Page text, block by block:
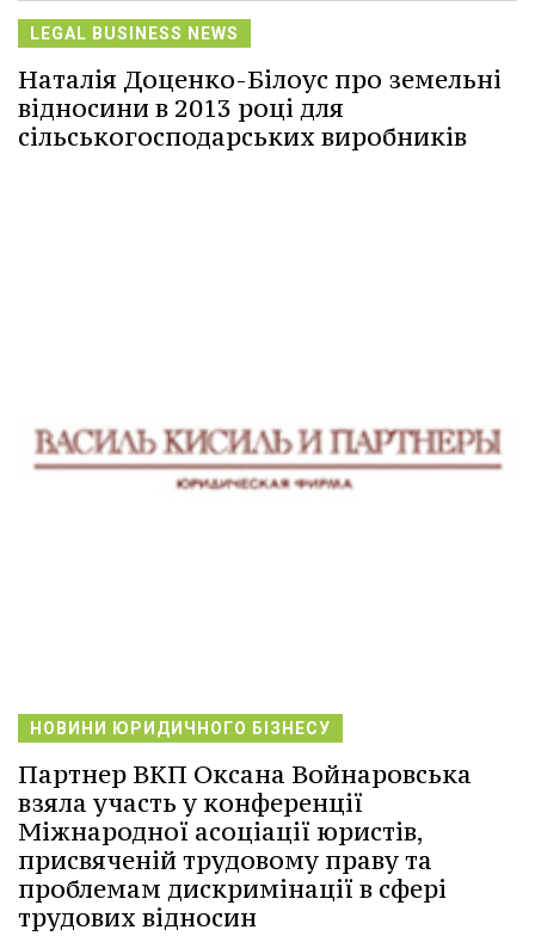
LEGAL BUSINESS NEWS
Наталія Доценко-Білоус про земельні
відносини в 2013 році для
сільськогосподарських виробників
НОВИНИ ЮРИДИЧНОГО БІЗНЕСУ
Партнер ВКП Оксана Войнаровська
взяла участь у конференції
Міжнародної асоціації юристів,
присвяченій трудовому праву та
проблемам дискримінації в сфері
трудових відносин